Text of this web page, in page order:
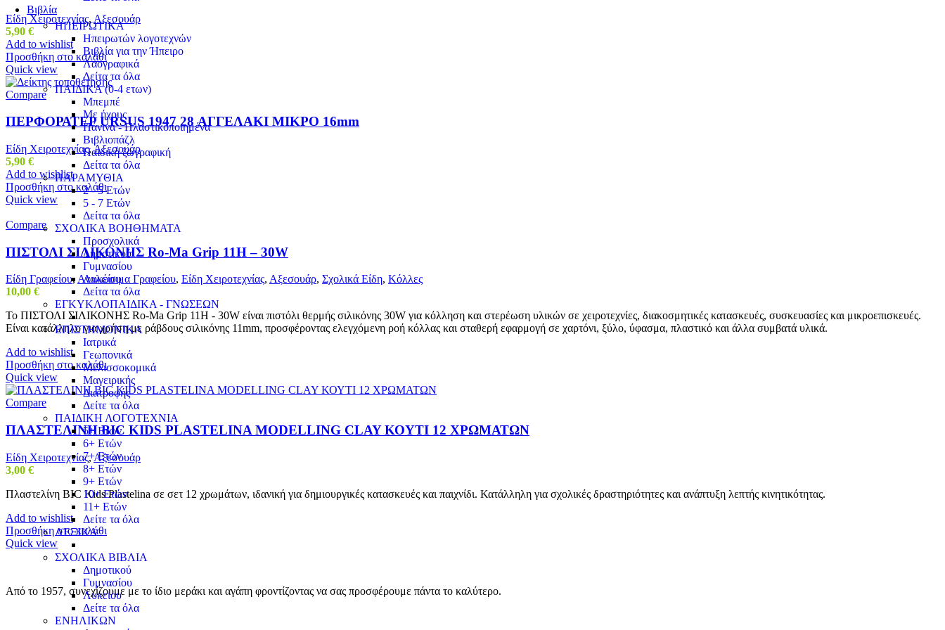
Βιβλία
ΗΠΕΙΡΩΤΙΚΑ
Ηπειρωτών λογοτεχνών
Βιβλία για την Ήπειρο
Λαογραφικά
Δείτα τα όλα
ΠΑΙΔΙΚΑ (0-4 ετων)
Μπεμπέ
Με ήχους
Πάνινα - Πλαστικοποιημένα
Βιβλιοπάζλ
Παιδική ζωγραφική
Δείτα τα όλα
ΠΑΡΑΜΥΘΙΑ
2 - 5 Ετών
5 - 7 Ετών
Δείτα τα όλα
ΣΧΟΛΙΚΑ ΒΟΗΘΗΜΑΤΑ
Προσχολικά
Δημοτικού
Γυμνασίου
Λυκείου
Δείτα τα όλα
ΕΓΚΥΚΛΟΠΑΙΔΙΚΑ - ΓΝΩΣΕΩΝ
ΕΠΙΣΤΗΜΟΝΙΚΑ
Ιατρικά
Γεωπονικά
Μελισσοκομικά
Μαγειρικής
Διατροφής
Δείτε τα όλα
ΠΑΙΔΙΚΗ ΛΟΓΟΤΕΧΝΙΑ
5+ Ετών
6+ Ετών
7+ Ετών
8+ Ετών
9+ Ετών
10+ Ετών
11+ Ετών
Δείτε τα όλα
ΛΕΞΙΚΑ
ΣΧΟΛΙΚΑ ΒΙΒΛΙΑ
Δημοτικού
Γυμνασίου
Λυκείου
Δείτε τα όλα
ΕΝΗΛΙΚΩΝ
Είδη Χειροτεχνίας, Αξεσουάρ
5,90 €
Add to wishlist
Προσθήκη στο καλάθι
Quick view
Compare
ΠΕΡΦΟΡΑΤΕΡ URSUS 1947 28 ΑΓΓΕΛΑΚΙ ΜΙΚΡΟ 16mm
Είδη Χειροτεχνίας, Αξεσουάρ
5,90 €
Add to wishlist
Προσθήκη στο καλάθι
Quick view
Compare
ΠΙΣΤΟΛΙ ΣΙΛΙΚΟΝΗΣ Ro-Ma Grip 11H – 30W
Είδη Γραφείου, Αναλώσιμα Γραφείου, Είδη Χειροτεχνίας, Αξεσουάρ, Σχολικά Είδη, Κόλλες
10,00 €
Το ΠΙΣΤΟΛΙ ΣΙΛΙΚΟΝΗΣ Ro-Ma Grip 11H - 30W είναι πιστόλι θερμής σιλικόνης 30W για κόλληση και στερέωση υλικών σε χειροτεχνίες, διακοσμητικές κατασκευές, συσκευασίες και μικροεπισκευές.
Είναι κατάλληλο για χρήση με ράβδους σιλικόνης 11mm, προσφέροντας ελεγχόμενη ροή κόλλας και σταθερή εφαρμογή σε χαρτόνι, ξύλο, ύφασμα, πλαστικό και άλλα συμβατά υλικά.
Add to wishlist
Προσθήκη στο καλάθι
Quick view
Compare
ΠΛΑΣΤΕΛΙΝΗ BIC KIDS PLASTELINA MODELLING CLAY ΚΟΥΤΙ 12 ΧΡΩΜΑΤΩΝ
Είδη Χειροτεχνίας,Αξεσουάρ
3,00 €
Πλαστελίνη BIC Kids Plastelina σε σετ 12 χρωμάτων, ιδανική για δημιουργικές κατασκευές και παιχνίδι. Κατάλληλη για σχολικές δραστηριότητες και ανάπτυξη λεπτής κινητικότητας.
Add to wishlist
Προσθήκη στο καλάθι
Quick view
Από το 1957, συνεχίζουμε με το ίδιο μεράκι και αγάπη φροντίζοντας να σας προσφέρουμε πάντα το καλύτερο.